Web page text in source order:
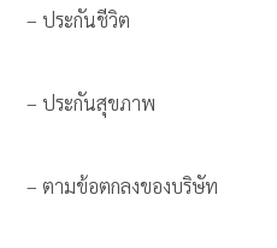
– ประกันชีวิต
– ประกันสุขภาพ
– ตามข้อตกลงของบริษัท